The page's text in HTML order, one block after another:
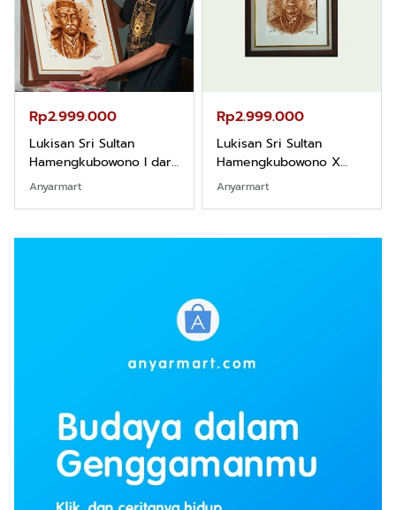
Rp2.999.000
Lukisan Sri Sultan
Hamengkubowono I dari
Kopi Karya Rudi Winarso
Anyarmart
Rp2.999.000
Lukisan Sri Sultan
Hamengkubowono X
dari Kopi Karya Rudi
Winarso
Anyarmart